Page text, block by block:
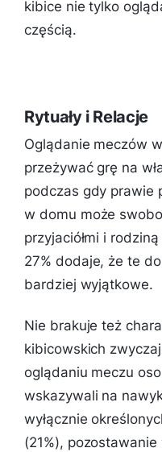
kibice nie tylko
częścią.
Rytuały i Relacje
Oglądanie meczów
przeżywać grę na
podczas gdy prawie
w domu może
przyjaciółmi i
27% dodaje, że te
bardziej wyjątkowe.
Nie brakuje też
kibicowskich
oglądaniu meczu
wskazywali na
wyłącznie
(21%),